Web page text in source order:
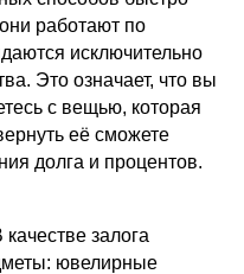
работают по
исключительно
Это означает, что вы
с вещью, которая
её сможете
долга и процентов.
качестве залога
ювелирные